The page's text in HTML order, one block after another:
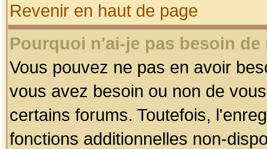
Revenir en haut de page
Pourquoi n'ai-je pas besoin
Vous pouvez ne pas en avoir
vous avez besoin ou non de
certains forums. Toutefois,
fonctions additionnelles non-